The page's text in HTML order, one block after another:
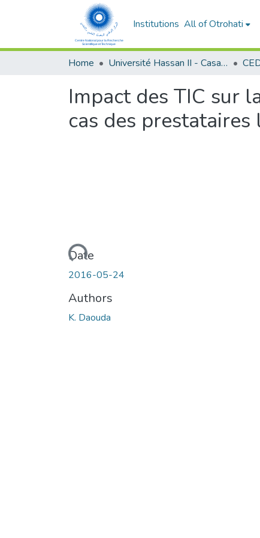
Institutions All of Otrohati
Home Université Hassan II - Casablanca
Impact des TIC sur
cas des
Loading...
Date
2016-05-24
Authors
K. Daouda